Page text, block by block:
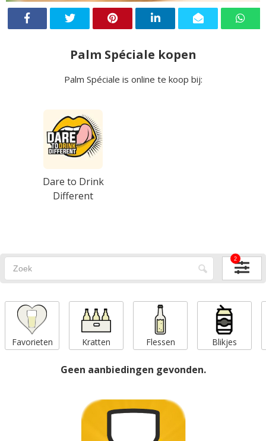
Palm Spéciale kopen
Palm Spéciale is online te koop bij:
Dare to Drink
Different
2
Favorieten Kratten Flessen Blikjes
Geen aanbiedingen gevonden.